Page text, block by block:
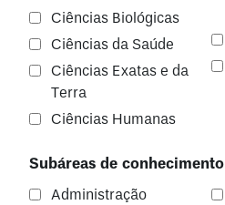
Ciências Biológicas
Ciências da Saúde
Ciências Exatas e da
Terra
Ciências Humanas
Subáreas de conhecimento
Administração